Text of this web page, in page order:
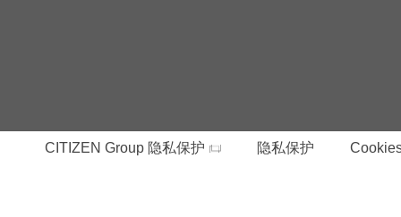
CITIZEN Group 隐私保护 隐私保护